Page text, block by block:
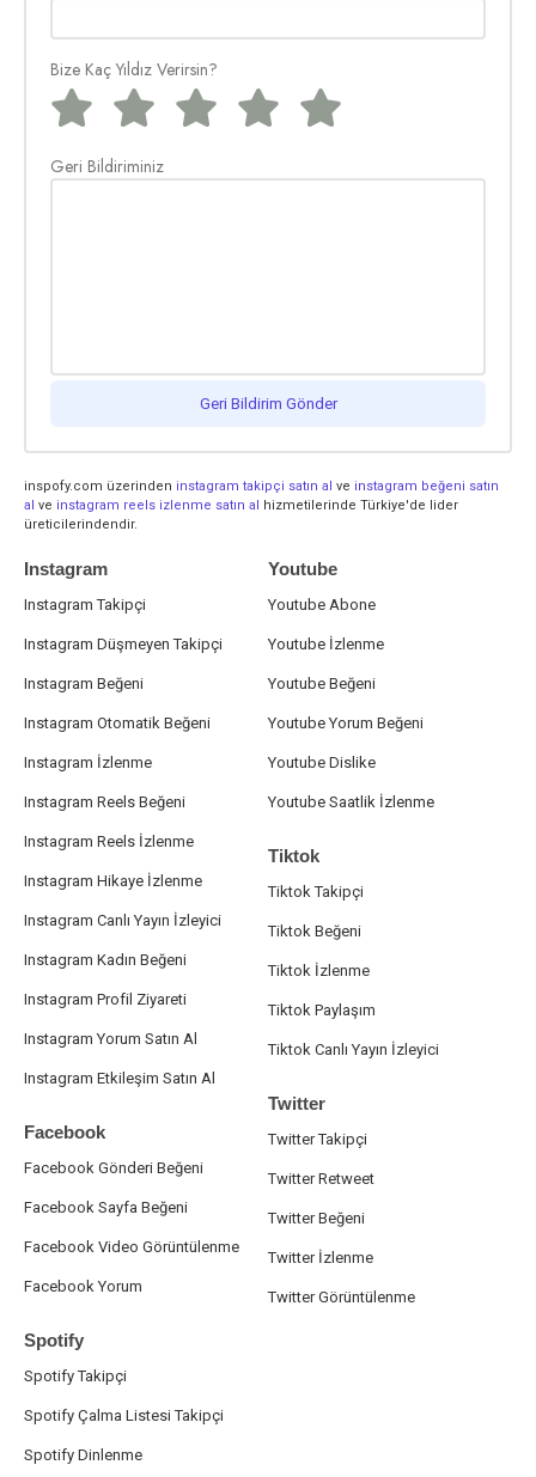
Bize Kaç Yıldız Verirsin?
Geri Bildiriminiz
Geri Bildirim Gönder
inspofy.com üzerinden instagram takipçi satın al ve instagram beğeni satın
al ve instagram reels izlenme satın al hizmetilerinde Türkiye'de lider
üreticilerindendir.
Instagram
Instagram Takipçi
Instagram Düşmeyen Takipçi
Instagram Beğeni
Instagram Otomatik Beğeni
Instagram İzlenme
Instagram Reels Beğeni
Instagram Reels İzlenme
Instagram Hikaye İzlenme
Instagram Canlı Yayın İzleyici
Instagram Kadın Beğeni
Instagram Profil Ziyareti
Instagram Yorum Satın Al
Instagram Etkileşim Satın Al
Facebook
Facebook Gönderi Beğeni
Facebook Sayfa Beğeni
Facebook Video Görüntülenme
Facebook Yorum
Spotify
Spotify Takipçi
Spotify Çalma Listesi Takipçi
Spotify Dinlenme
Youtube
Youtube Abone
Youtube İzlenme
Youtube Beğeni
Youtube Yorum Beğeni
Youtube Dislike
Youtube Saatlik İzlenme
Tiktok
Tiktok Takipçi
Tiktok Beğeni
Tiktok İzlenme
Tiktok Paylaşım
Tiktok Canlı Yayın İzleyici
Twitter
Twitter Takipçi
Twitter Retweet
Twitter Beğeni
Twitter İzlenme
Twitter Görüntülenme